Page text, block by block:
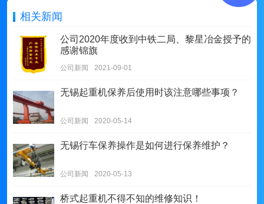
相关新闻
公司2020年度收到中铁二局、黎星冶金授予的
感谢锦旗
公司新闻 2021-09-01
无锡起重机保养后使用时该注意哪些事项？
公司新闻 2020-05-14
无锡行车保养操作是如何进行保养维护？
公司新闻 2020-05-13
桥式起重机不得不知的维修知识！